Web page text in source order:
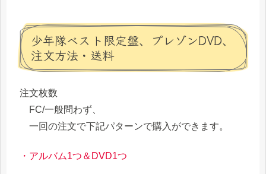
少年隊ベスト限定盤、プレゾンDVD、
注文方法・送料
注文枚数
FC/一般問わず、
一回の注文で下記パターンで購入ができます。
・アルバム1つ＆DVD1つ